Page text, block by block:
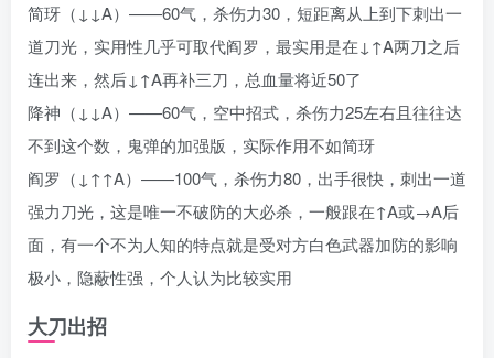
简玡（↓↓A）——60气，杀伤力30，短距离从上到下刺出一
道刀光，实用性几乎可取代阎罗，最实用是在↓↑A两刀之后
连出来，然后↓↑A再补三刀，总血量将近50了
降神（↓↓A）——60气，空中招式，杀伤力25左右且往往达
不到这个数，鬼弹的加强版，实际作用不如简玡
阎罗（↓↑↑A）——100气，杀伤力80，出手很快，刺出一道
强力刀光，这是唯一不破防的大必杀，一般跟在↑A或→A后
面，有一个不为人知的特点就是受对方白色武器加防的影响
极小，隐蔽性强，个人认为比较实用
大刀出招